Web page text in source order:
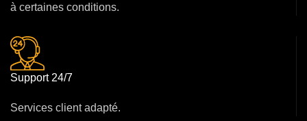
à certaines conditions.
Support 24/7
Services client adapté.